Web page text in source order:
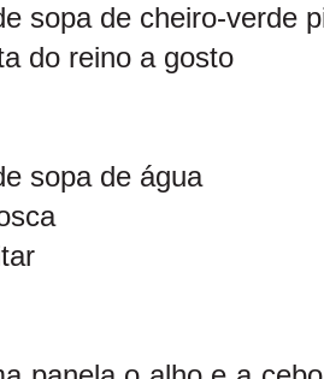
sopa de cheiro-verde
do reino a gosto
sopa de água